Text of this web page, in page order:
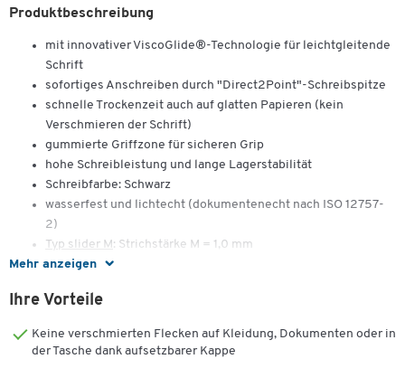
Mehr anzeigen
Produktbeschreibung
mit innovativer ViscoGlide®-Technologie für leichtgleitende
Schrift
sofortiges Anschreiben durch "Direct2Point"-Schreibspitze
schnelle Trockenzeit auch auf glatten Papieren (kein
Verschmieren der Schrift)
gummierte Griffzone für sicheren Grip
hohe Schreibleistung und lange Lagerstabilität
Schreibfarbe: Schwarz
wasserfest und lichtecht (dokumentenecht nach ISO 12757-
2)
Typ slider M: Strichstärke M = 1,0 mm
Typ slider XB
Ihre Vorteile
Keine verschmierten Flecken auf Kleidung, Dokumenten oder in
der Tasche dank aufsetzbarer Kappe